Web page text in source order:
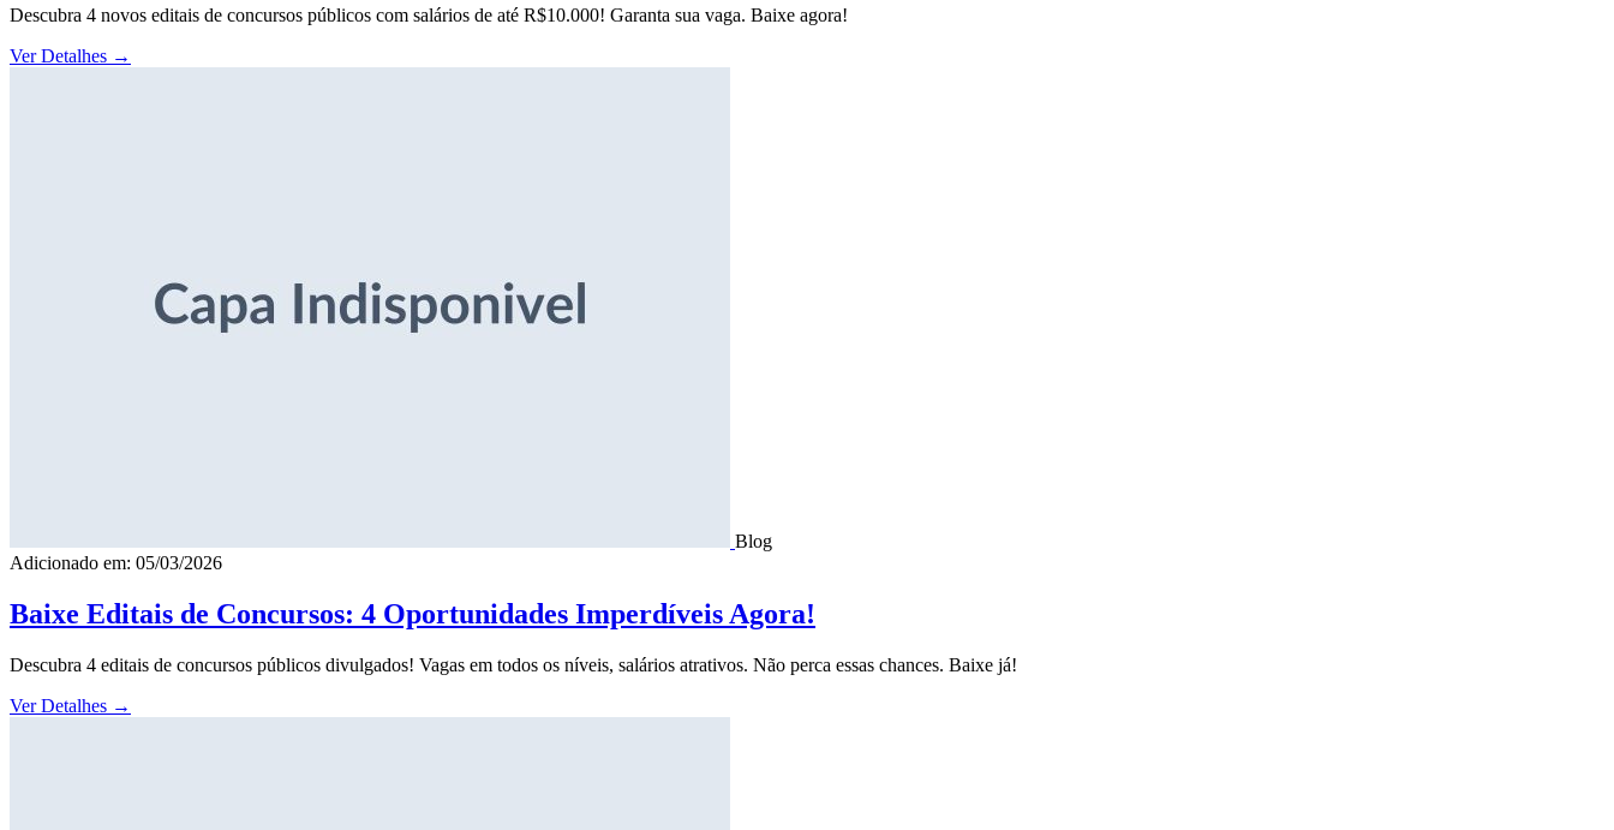
Descubra 4 novos editais de concursos públicos com salários de até R$10.000! Garanta sua vaga. Baixe agora!
Ver Detalhes →
Blog
Adicionado em: 05/03/2026
Baixe Editais de Concursos: 4 Oportunidades Imperdíveis Agora!
Descubra 4 editais de concursos públicos divulgados! Vagas em todos os níveis, salários atrativos. Não perca essas chances. Baixe já!
Ver Detalhes →